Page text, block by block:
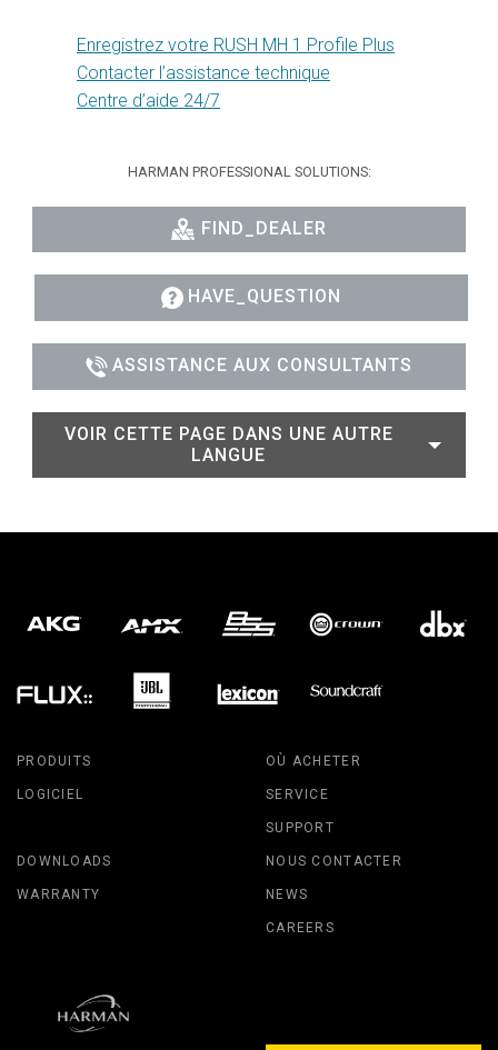
Enregistrez votre RUSH MH 1 Profile Plus
Contacter l’assistance technique
Centre d’aide 24/7
HARMAN PROFESSIONAL SOLUTIONS:
FIND_DEALER
HAVE_QUESTION
ASSISTANCE AUX CONSULTANTS
VOIR CETTE PAGE DANS UNE AUTRE
LANGUE
PRODUITS
LOGICIEL
OÙ ACHETER
SERVICE
SUPPORT
DOWNLOADS
WARRANTY
NOUS CONTACTER
NEWS
CAREERS